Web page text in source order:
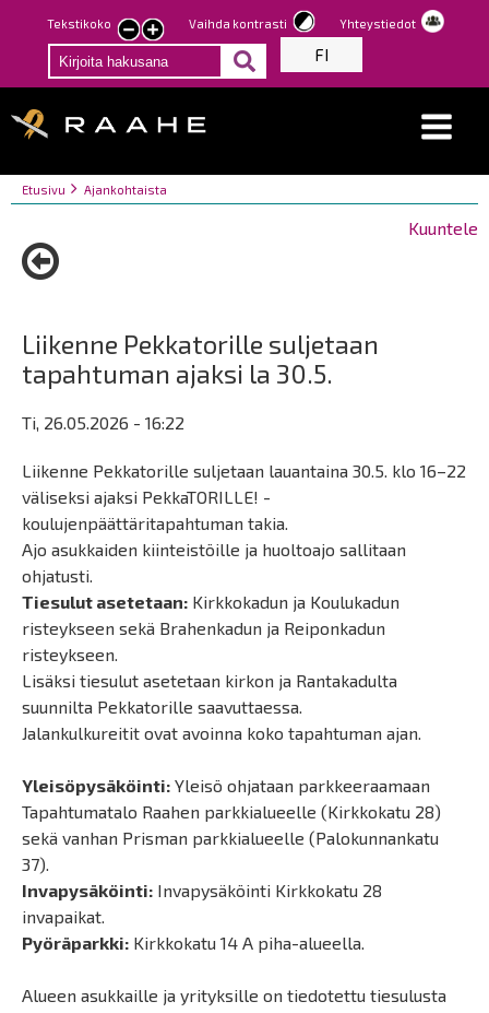
Hyppää
pääsisältöön
Tekstikoko
Pienennä
tekstin
kokoa
Suurenna
tekstin
kokoa
Vaihda kontrasti Yhteystiedot
FI
Breadcrumbs
You
here:
Etusivu Ajankohtaista
Kuuntele
Liikenne Pekkatorille suljetaan
tapahtuman ajaksi la 30.5.
Ti, 26.05.2026 - 16:22
Liikenne Pekkatorille suljetaan lauantaina 30.5. klo 16–22
väliseksi ajaksi PekkaTORILLE! -
koulujenpäättäritapahtuman takia.
Ajo asukkaiden kiinteistöille ja huoltoajo sallitaan
ohjatusti.
Tiesulut asetetaan: Kirkkokadun ja Koulukadun
risteykseen sekä Brahenkadun ja Reiponkadun
risteykseen.
Lisäksi tiesulut asetetaan kirkon ja Rantakadulta
suunnilta Pekkatorille saavuttaessa.
Jalankulkureitit ovat avoinna koko tapahtuman ajan.
Yleisöpysäköinti: Yleisö ohjataan parkkeeraamaan
Tapahtumatalo Raahen parkkialueelle (Kirkkokatu 28)
sekä vanhan Prisman parkkialueelle (Palokunnankatu
37).
Invapysäköinti: Invapysäköinti Kirkkokatu 28
invapaikat.
Pyöräparkki: Kirkkokatu 14 A piha-alueella.
Alueen asukkaille ja yrityksille on tiedotettu tiesulusta